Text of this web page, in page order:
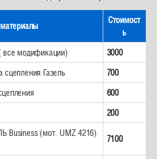
Стоимост
ь
все модификации)
3000
сцепления Газель
700
600
200
Business (мот. UMZ 4216)
7100